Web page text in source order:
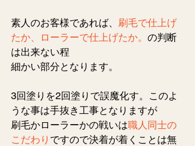
素人のお客様であれば、 刷毛で仕上げ
たか、ローラーで仕上げたか。 の判断
は出来ない程
細かい部分となります。
3回塗りを2回塗りで誤魔化す。このよ
うな事は手抜き工事となりますが
刷毛かローラーかの戦いは職人同士の
こだわり ですので決着が着くことは無